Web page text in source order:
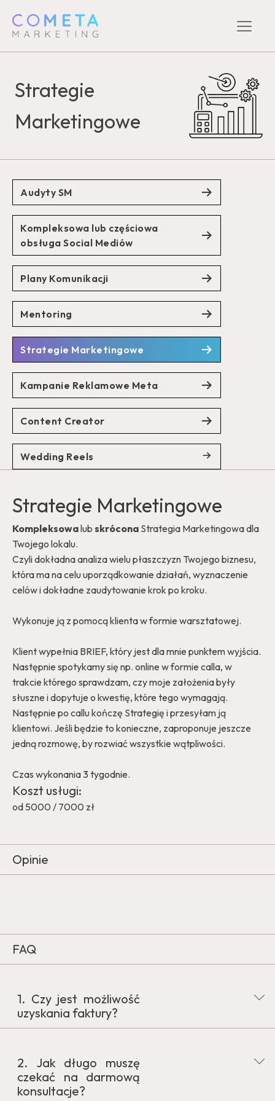
Strategie
Marketingowe
Audyty SM
Kompleksowa lub częściowa
obsługa Social Mediów
Plany Komunikacji
Mentoring
Strategie Marketingowe
Kampanie Reklamowe Meta
Content Creator
Wedding Reels
Strategie Marketingowe
Kompleksowalub skrócona Strategia Marketingowa dla
Twojego lokalu.
Czyli dokładna analiza wielu płaszczyzn Twojego biznesu,
która ma na celu uporządkowanie działań, wyznaczenie
celów i dokładne zaudytowanie krok po kroku.
Wykonuje ją z pomocą klienta w formie warsztatowej.
Klient wypełnia BRIEF, który jest dla mnie punktem wyjścia.
Następnie spotykamy się np. online w formie calla, w
trakcie którego sprawdzam, czy moje założenia były
słuszne i dopytuje o kwestię, które tego wymagają.
Następnie po callu kończę Strategię i przesyłam ją
klientowi. Jeśli będzie to konieczne, zaproponuje jeszcze
jedną rozmowę, by rozwiać wszystkie wątpliwości.
Czas wykonania 3 tygodnie.
Koszt usługi:
od 5000 / 7000 zł
Opinie
FAQ
1. Czy jest możliwość
uzyskania faktury?
2. Jak długo muszę
czekać na darmową
konsultacje?